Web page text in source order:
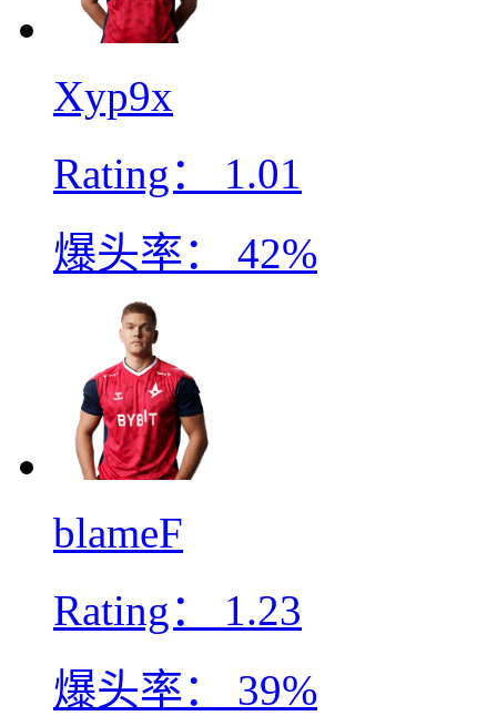
Xyp9x
Rating：
1.01
爆头率：
42%
blameF
Rating：
1.23
爆头率：
39%